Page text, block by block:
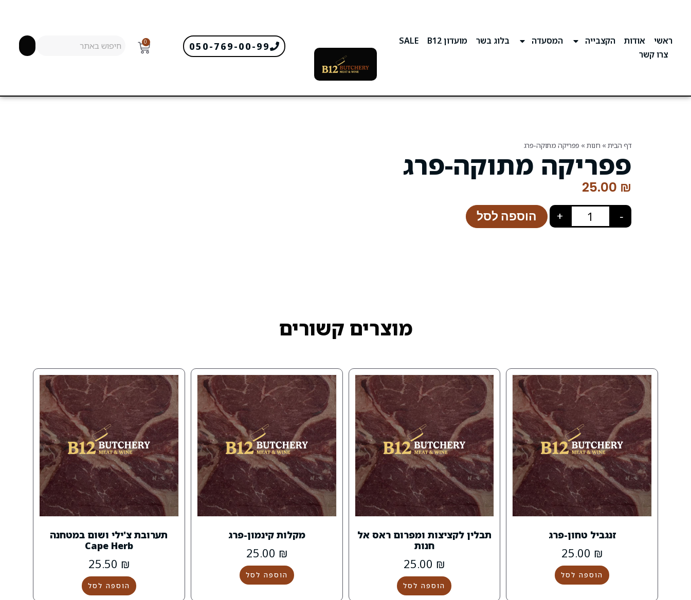
ראשי אודות הקצבייה המסעדה בלוג בשר מועדון B12
SALE
צרו קשר
050-769-00-99
0
דף הבית » חנות» פפריקה מתוקה-פרג
פפריקה מתוקה-פרג
25.00 ₪
−
+ הוספה לסל
מוצרים קשורים
זנגביל טחון-פרג
25.00 ₪
הוספה לסל
תבלין לקציצות ומפרום ראס אל
חנות
25.00 ₪
הוספה לסל
מקלות קינמון-פרג
25.00 ₪
הוספה לסל
תערובת צ'ילי ושום במטחנה
Cape Herb
25.50 ₪
הוספה לסל